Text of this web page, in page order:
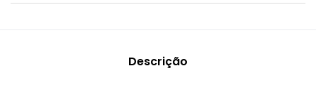
Descrição